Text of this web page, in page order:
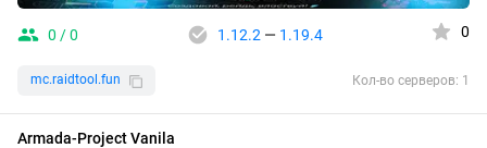
0 / 0 1.12.2 — 1.19.4 0
mc.raidtool.fun Кол-во серверов: 1
Armada-Project Vanila